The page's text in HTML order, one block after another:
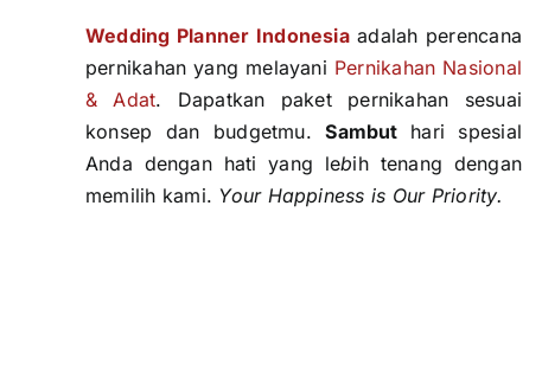
Wedding Planner Indonesiaadalah perencana
pernikahan yang melayani Pernikahan Nasional
& Adat. Dapatkan paket pernikahan sesuai
konsep dan budgetmu.Sambut hari spesial
Anda dengan hati yang lebih tenang dengan
memilih kami. Your Happiness is Our Priority.